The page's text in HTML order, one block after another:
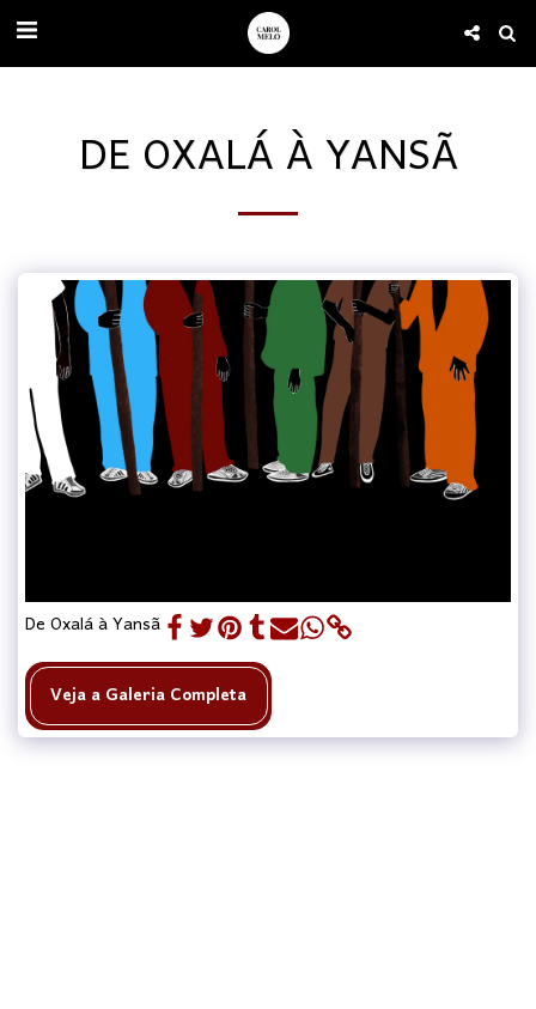
DE OXALÁ À YANSÃ
De Oxalá à Yansã
Veja a Galeria Completa